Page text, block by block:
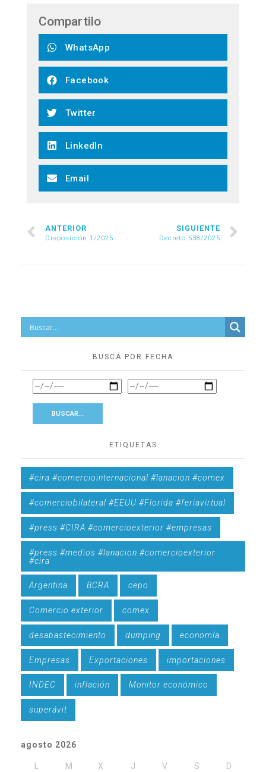
Compartilo
WhatsApp
Facebook
Twitter
LinkedIn
Email
ANTERIOR
Disposición 1/2025
SIGUIENTE
Decreto 538/2025
BUSCÁ POR FECHA
ETIQUETAS
#cira #comerciointernacional #lanacion #comex
#comerciobilateral #EEUU #Florida #feriavirtual
#press #CIRA #comercioexterior #empresas
#press #medios #lanacion #comercioexterior
#cira
Argentina BCRA cepo
Comercio exterior comex
desabastecimiento dumping economía
Empresas Exportaciones importaciones
INDEC inflación Monitor económico
superávit
agosto 2026
M X J V S D